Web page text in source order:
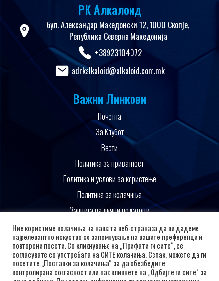
РК Алкалоид
бул. Александар Македонски 12, 1000 Скопје,
Република Северна Македонија
+38923104072
adrkalkaloid@alkaloid.com.mk
Важни Линкови
Почетна
За Клубот
Вести
Политика за приватност
Политика и услови за користење
Политика за колачиња
Заштита на лични податоци
Поддржано од
Ние користиме колачиња на нашата веб-страназа да ви дадеме
најрелевантно искуство со запомнување на вашите преференци и
повторени посети. Со кликнување на „Прифати ги сите“, се
согласувате со употребата на СИТЕ колачиња. Сепак, можете да ги
посетите „Поставки за колачиња“ за да обезбедите
контролирана согласност или пак кликнете на „Одбијте ги сите“ за